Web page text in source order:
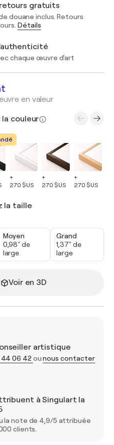
gratuits
douane inclus. Retours
Détails
chaque œuvre d'art
en valeur
la couleur
+
270 $US
+
270 $US
+
270 $US
la taille
Moyen
0,98" de
large
Grand
1,37" de
large
Voir en 3D
artistique
44 06 42 ounous contacter
à Singulart la
la note de 4,9/5 attribuée
clients.